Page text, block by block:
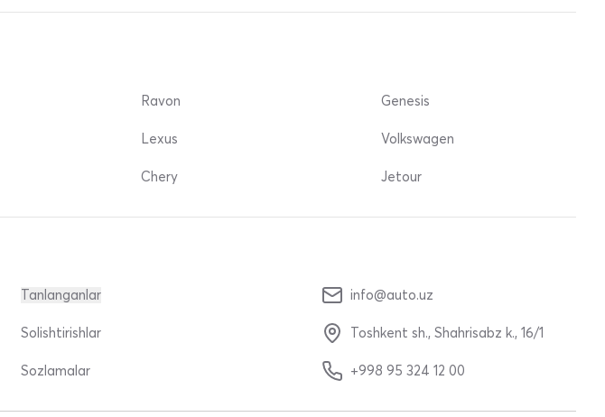
Ravon
Lexus
Chery
Genesis
Volkswagen
Jetour
Tanlanganlar
Solishtirishlar
Sozlamalar
info@auto.uz
Toshkent sh., Shahrisabz k., 16/1
+998 95 324 12 00